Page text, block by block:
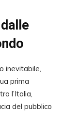
inevitabile,
prima
l’Italia,
del pubblico